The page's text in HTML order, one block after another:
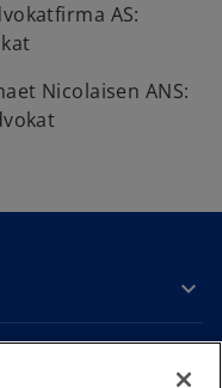
AS:
Nicolaisen ANS: